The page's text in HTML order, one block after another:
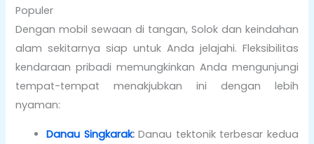
Populer
Dengan mobil sewaan di tangan, Solok dan keindahan
alam sekitarnya siap untuk Anda jelajahi. Fleksibilitas
kendaraan pribadi memungkinkan Anda mengunjungi
tempat-tempat menakjubkan ini dengan lebih
nyaman:
Danau Singkarak:Danau tektonik terbesar kedua